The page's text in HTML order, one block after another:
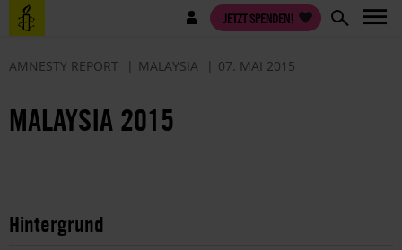
Direkt
zum
Benutzermenü JETZT SPENDEN!
AMNESTY REPORT MALAYSIA 07. MAI 2015
MALAYSIA 2015
Hintergrund